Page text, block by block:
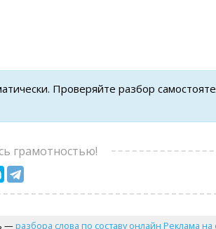
Проверяйте разбор
грамотностью!
—разбора слова по составу онлайн Реклама на